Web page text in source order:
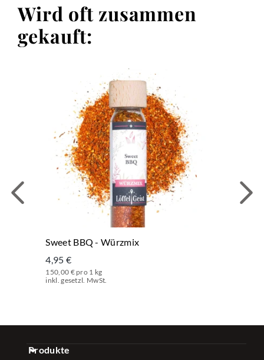
Wird oft zusammen
gekauft:
Sweet BBQ - Würzmix
4,95 €
150,00 € pro 1 kg
inkl. gesetzl. MwSt.
Produkte